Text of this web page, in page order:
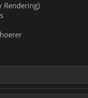
Rendering)